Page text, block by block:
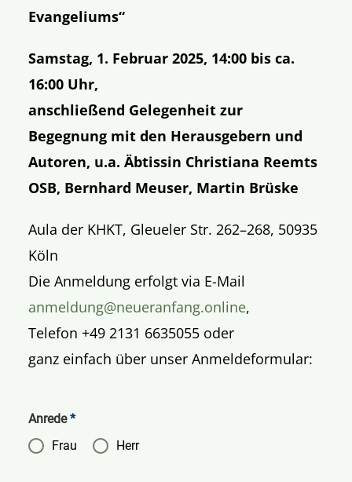
Evangeliums“
Samstag, 1. Februar 2025, 14:00 bis ca.
16:00 Uhr,
anschließend Gelegenheit zur
Begegnung mit den Herausgebern und
Autoren, u.a. Äbtissin Christiana Reemts
OSB, Bernhard Meuser, Martin Brüske
Aula der KHKT, Gleueler Str. 262–268, 50935
Köln
Die Anmeldung erfolgt via E-Mail
anmeldung@neueranfang.online,
Telefon +49 2131 6635055 oder
ganz einfach über unser Anmeldeformular:
Anrede*
Frau
Herr